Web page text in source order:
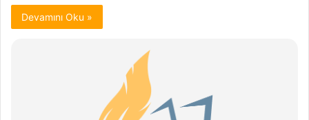
Devamını Oku »